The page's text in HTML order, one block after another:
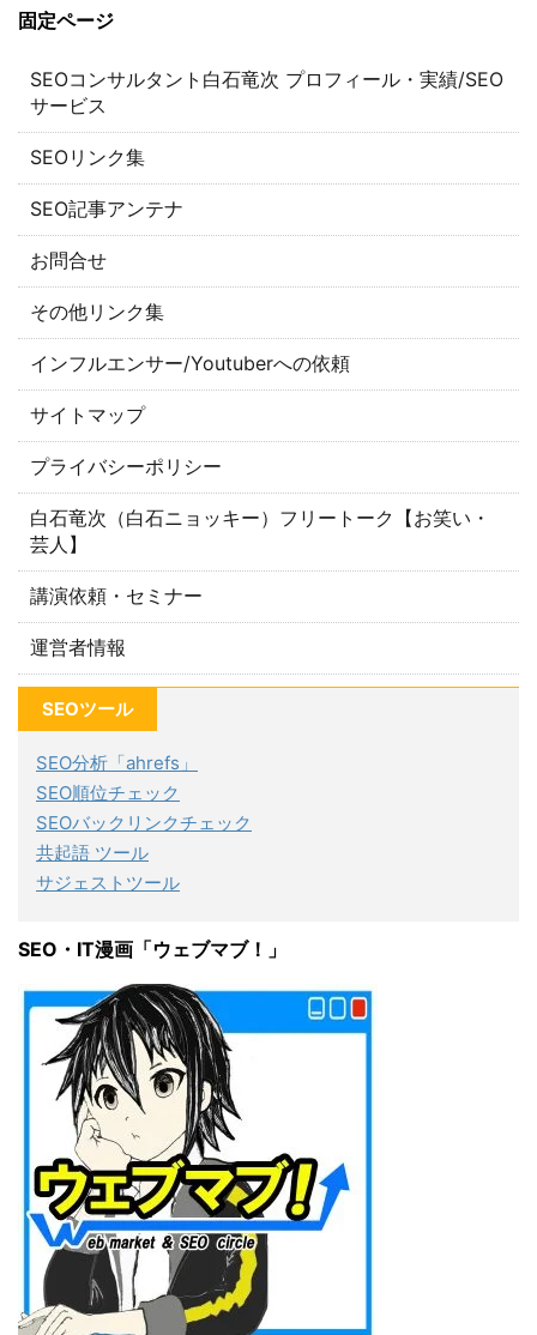
固定ページ
SEOコンサルタント白石竜次 プロフィール・実績/SEO
サービス
SEOリンク集
SEO記事アンテナ
お問合せ
その他リンク集
インフルエンサー/Youtuberへの依頼
サイトマップ
プライバシーポリシー
白石竜次（白石ニョッキー）フリートーク【お笑い・
芸人】
講演依頼・セミナー
運営者情報
SEOツール
SEO分析「ahrefs」
SEO順位チェック
SEOバックリンクチェック
共起語 ツール
サジェストツール
SEO・IT漫画「ウェブマブ！」